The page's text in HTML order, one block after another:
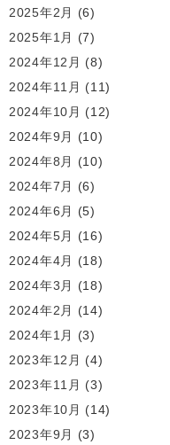
2025年2月
(6)
2025年1月
(7)
2024年12月 (8)
2024年11月 (11)
2024年10月 (12)
2024年9月
(10)
2024年8月
(10)
2024年7月
(6)
2024年6月
(5)
2024年5月
(16)
2024年4月
(18)
2024年3月
(18)
2024年2月
(14)
2024年1月
(3)
2023年12月 (4)
2023年11月 (3)
2023年10月 (14)
2023年9月
(3)